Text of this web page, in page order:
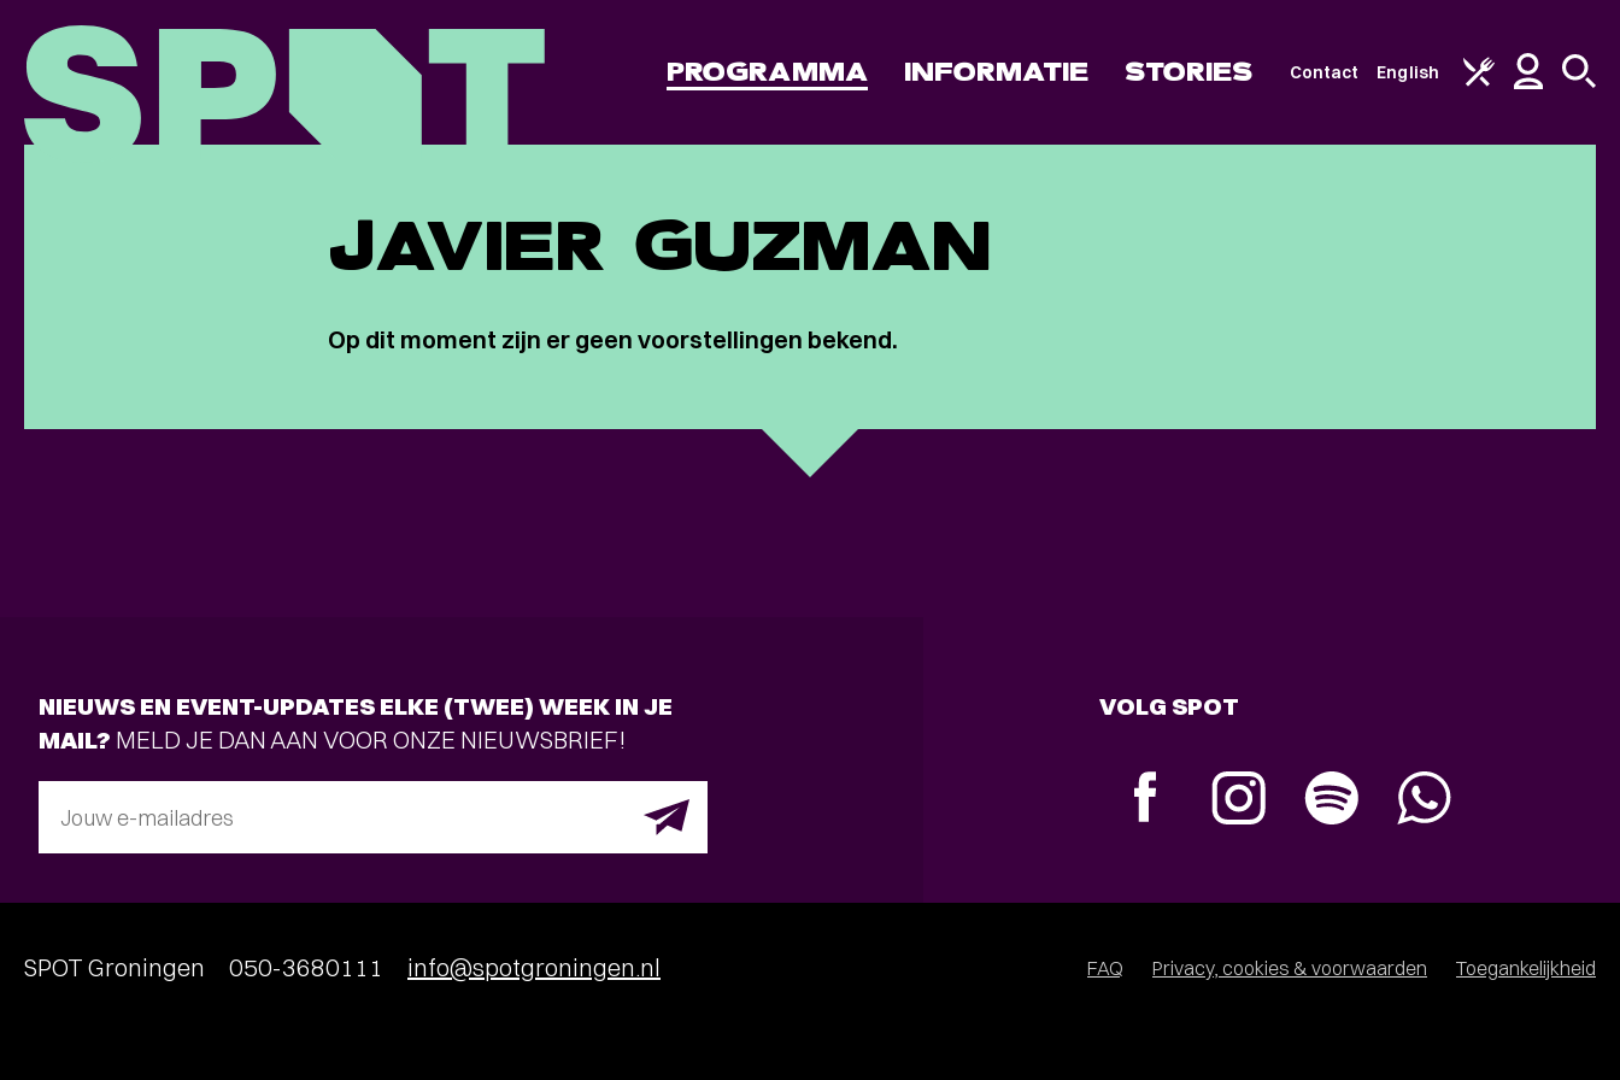
PROGRAMMA INFORMATIE STORIES Contact English
JAVIER GUZMAN
Op dit moment zijn er geen voorstellingen bekend.
NIEUWS EN EVENT-UPDATES ELKE (TWEE) WEEK IN JE
MAIL? MELD JE DAN AAN VOOR ONZE NIEUWSBRIEF!
Jouw e-mailadres
VOLG SPOT
SPOT Groningen 050-3680111 info@spotgroningen.nl FAQ Privacy, cookies & voorwaarden Toegankelijkheid